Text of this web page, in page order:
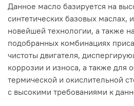
Данное масло базируется на
синтетических базовых маслах,
новейшей технологии, а также
подобранных комбинациях
чистоты двигателя,
коррозии и износа, а также для
термической и окислительной
с высокими требованиями к